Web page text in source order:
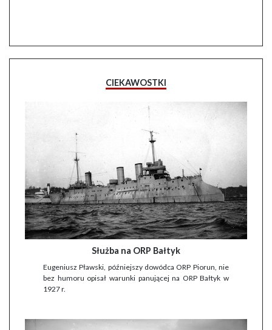
CIEKAWOSTKI
Służba na ORP Bałtyk
Eugeniusz Pławski, późniejszy dowódca ORP Piorun, nie
bez humoru opisał warunki panującej na ORP Bałtyk w
1927 r.